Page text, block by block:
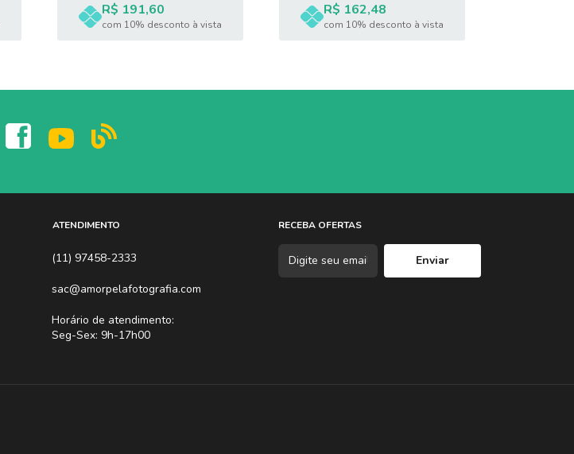
R$ 191,60
com 10% desconto à vista
R$ 162,48
com 10% desconto à vista
ATENDIMENTO
(11) 97458-2333
sac@amorpelafotografia.com
Horário de atendimento:
Seg-Sex: 9h-17h00
RECEBA OFERTAS